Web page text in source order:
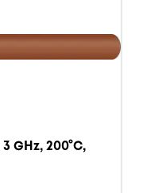
GHz, 200°C,